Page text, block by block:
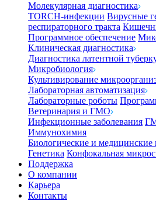
Молекулярная диагностика
TORCH-инфекции Вирусные
респираторного тракта
Программное обеспечение
Клиническая диагностика
Диагностика латентной
Микробиология
Культивирование
Лабораторная автоматизация
Лабораторные роботы
Ветеринария и ГМО
Инфекционные заболевания
Иммунохимия
Биологические и медицинские
Генетика Конфокальная
Поддержка
О компании
Карьера
Контакты